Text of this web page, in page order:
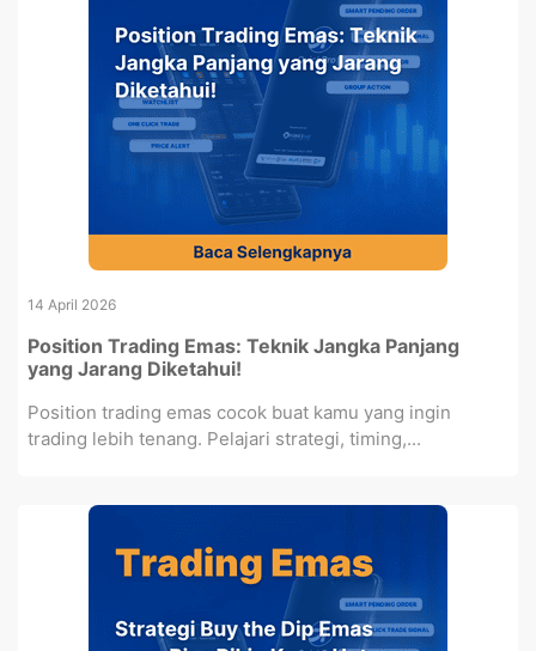
14 April 2026
Position Trading Emas: Teknik Jangka Panjang
yang Jarang Diketahui!
Position trading emas cocok buat kamu yang ingin
trading lebih tenang. Pelajari strategi, timing,...